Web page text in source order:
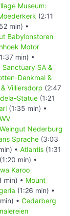
Museum:
(2:11
min) •
Babylonstoren
Motor
min) •
Sanctuary SA &
Denkmal &
Villiersdorp (2:47
Statue (1:21
(1:35 min) •
Nederburg
Sprache (3:03
• Atlantis (1:31
(1:20 min) •
Karoo
min) • Mount
(1:26 min) •
• Cedarberg